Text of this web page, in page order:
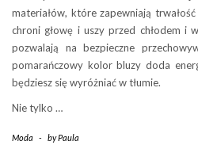
materiałów, które zapewniają
chroni głowę i uszy przed chłodem i
pozwalają na bezpieczne
pomarańczowy kolor bluzy doda
będziesz się wyróżniać w tłumie.
Nie tylko …
Moda - byPaula